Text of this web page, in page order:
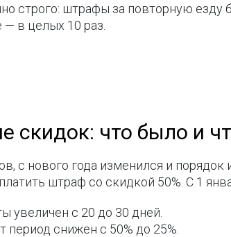
строго: штрафы за повторную езду
— в целых 10 раз.
скидок: что было и
с нового года изменился и порядок
штраф со скидкой 50%. С 1
увеличен с 20 до 30 дней.
период снижен с 50% до 25%.